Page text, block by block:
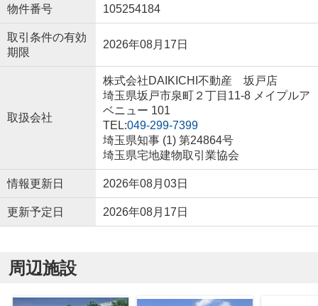
物件番号 105254184
取引条件の有効
期限
2026年08月17日
取扱会社
株式会社DAIKICHI不動産 坂戸店
埼玉県坂戸市泉町２丁目11-8 メイプルア
ベニュー 101
TEL:049-299-7399
埼玉県知事 (1) 第24864号
埼玉県宅地建物取引業協会
情報更新日 2026年08月03日
更新予定日 2026年08月17日
周辺施設